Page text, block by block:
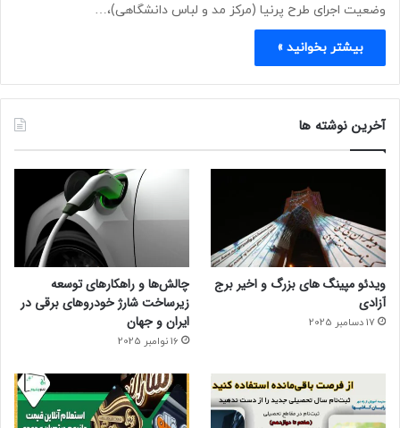
وضعیت اجرای طرح پرنیا (مرکز مد و لباس دانشگاهی)،…
بیشتر بخوانید »
آخرین نوشته ها
ویدئو مپینگ های بزرگ و اخیر برج
آزادی
17 دسامبر 2025
چالش‌ها و راهکارهای توسعه
زیرساخت شارژ خودروهای برقی در
ایران و جهان
16 نوامبر 2025